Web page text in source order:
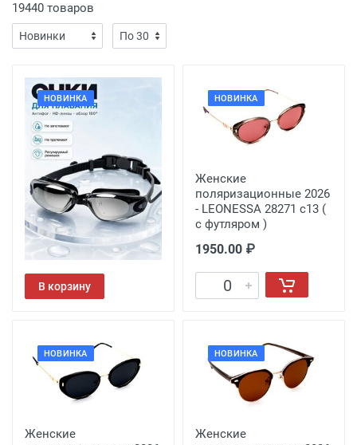
19440 товаров
НОВИНКА
Очки для плавания
560.00 ₽
В корзину
НОВИНКА
Женские
поляризационные 2026
- LEONESSA 28271 с13 (
с футляром )
1950.00 ₽
НОВИНКА
Женские
НОВИНКА
Женские